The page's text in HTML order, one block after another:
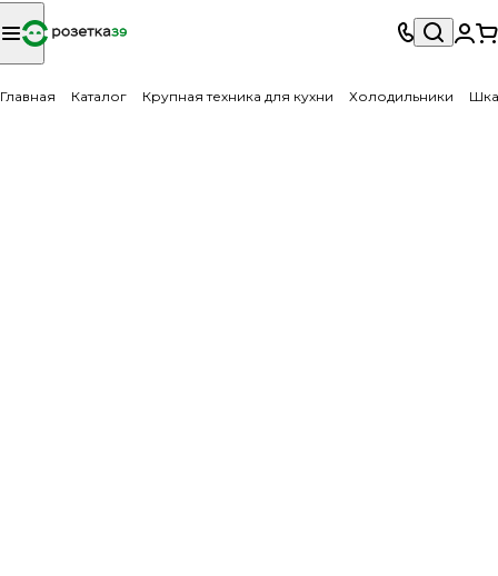
Главная Каталог Крупная техника для кухни Холодильники